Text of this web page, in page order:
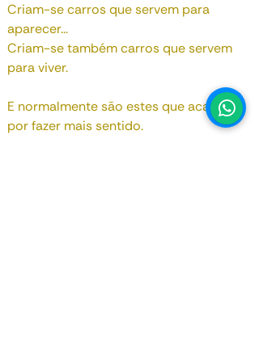
Criam-se carros que servem para
aparecer...
Criam-se também carros que servem
para viver.
E normalmente são estes que acabam
por fazer mais sentido.
1